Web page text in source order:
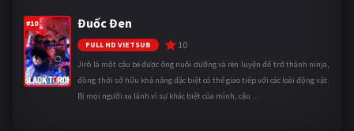
#10 Đuốc Đen
FULL HD VIETSUB 10
Jirô là một cậu bé được ông nuôi dưỡng và rèn luyện để trở thành ninja,
đồng thời sở hữu khả năng đặc biệt có thể giao tiếp với các loài động vật.
Bị mọi người xa lánh vì sự khác biệt của mình, cậu ...